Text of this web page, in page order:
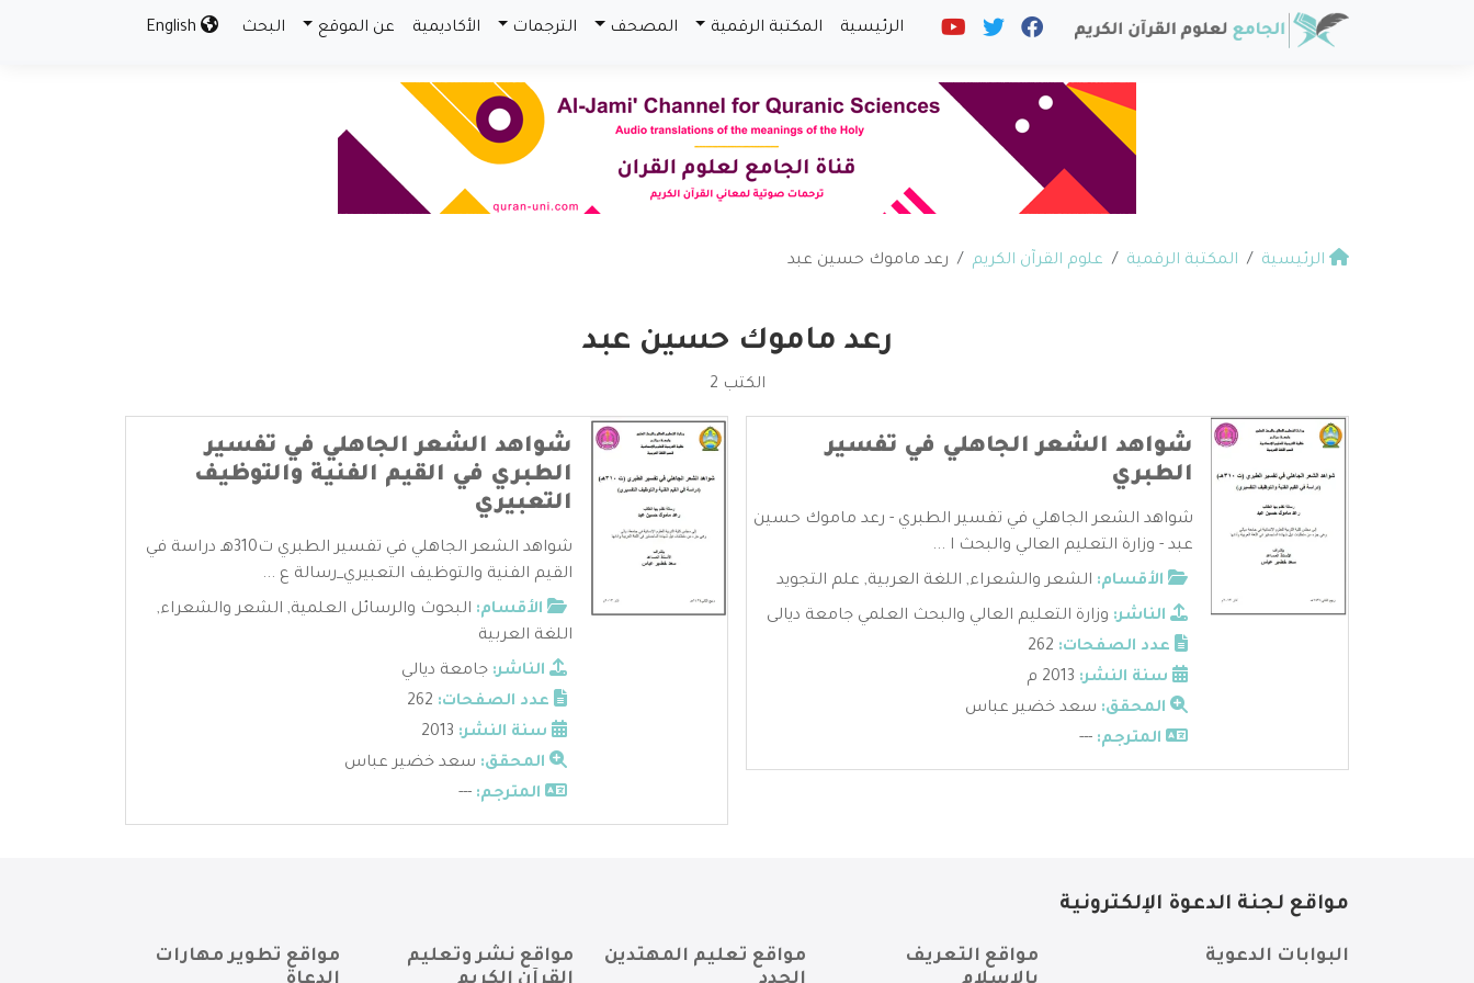
الرئيسية المكتبة الرقمية المصحف الترجمات الأكاديمية عن الموقع البحث
الرئيسية المكتبة الرقمية علوم القرآن الكريم رعد ماموك حسين عبد
رعد ماموك حسين عبد
الكتب 2
شواهد الشعر الجاهلي في تفسير
الطبري
شواهد الشعر الجاهلي في تفسير الطبري - رعد ماموك حسين
عبد - وزارة التعليم العالي والبحث ا ...
الأقسام: الشعر والشعراء, اللغة العربية, علم التجويد
الناشر: وزارة التعليم العالي والبحث العلمي جامعة ديالى
عدد الصفحات:
سنة النشر:
المحقق: سعد خضير عباس
المترجم: ---
شواهد الشعر الجاهلي في تفسير
الطبري في القيم الفنية والتوظيف
التعبيري
شواهد الشعر الجاهلي في تفسير الطبري ت310هـ دراسة في
القيم الفنية والتوظيف التعبيري_رسالة ع ...
الأقسام: البحوث والرسائل العلمية, الشعر والشعراء,
اللغة العربية
الناشر: جامعة ديالي
عدد الصفحات:
سنة النشر:
المحقق: سعد خضير عباس
المترجم: ---
مواقع لجنة الدعوة الإلكترونية
البوابات الدعوية
مواقع التعريف
مواقع تعليم المهتدين
مواقع نشر وتعليم
مواقع تطوير مهارات